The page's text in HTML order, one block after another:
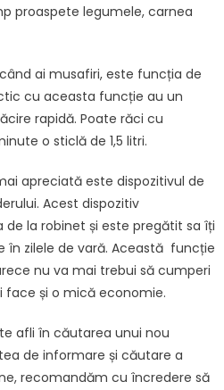
proaspete legumele, carnea
ai musafiri, este funcția de
cu aceasta funcție au un
rapidă. Poate răci cu
o sticlă de 1,5 litri.
apreciată este dispozitivul de
Acest dispozitiv
de la robinet și este pregătit sa îți
în zilele de vară. Această funcție
nu va mai trebui să cumperi
face și o mică economie.
afli în căutarea unui nou
de informare și căutare a
recomandăm cu încredere să